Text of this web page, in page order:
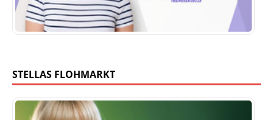
STELLAS FLOHMARKT